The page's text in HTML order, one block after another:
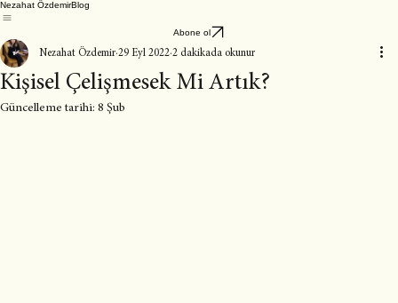
Nezahat ÖzdemirBlog
Abone ol
Kişisel Çelişmesek Mi Artık?
Nezahat Özdemir 29 Eyl 2022 2 dakikada okunur
Güncelleme tarihi: 8 Şub